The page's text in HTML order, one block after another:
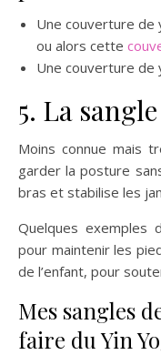
Une couverture de
ou alors cette
Une couverture de
5. La
Moins connue mais
garder la posture
bras et stabilise les
Quelques exemples
pour maintenir les
de l’enfant, pour
Mes sangles
faire du Yin